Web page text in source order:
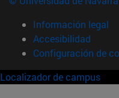
Información legal
Accesibilidad
Configuración de
Localizador de campus